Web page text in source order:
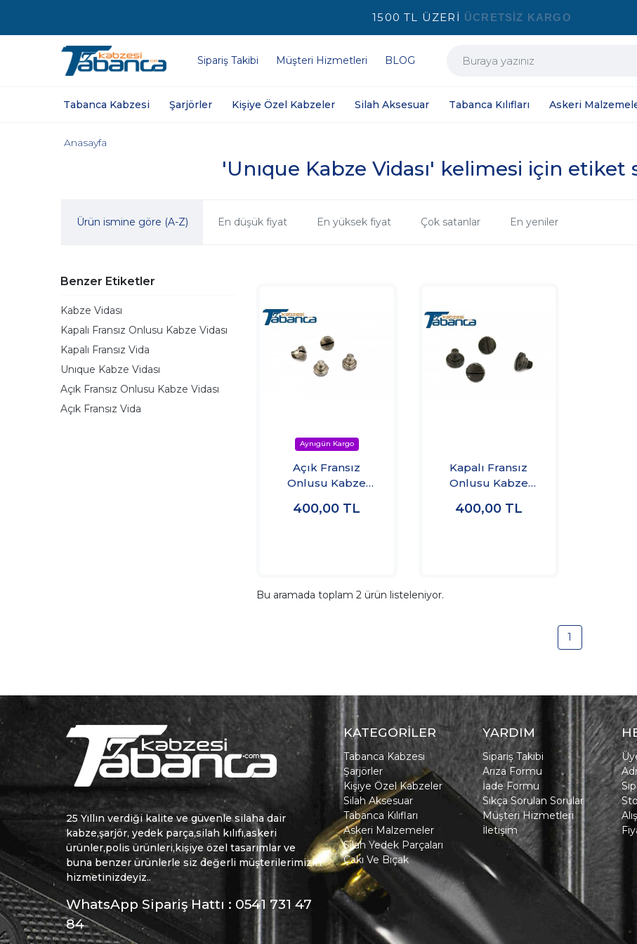
1500 TL ÜZERİ ÜCRETSİZ KARGO
Sipariş Takibi Müşteri Hizmetleri BLOG
Tabanca Kabzesi Şarjörler Kişiye Özel Kabzeler Silah Aksesuar Tabanca Kılıfları Askeri
'Unıque Kabze Vidası' kelimesi için etiket
Anasayfa
Ürün ismine göre (A-Z) En düşük fiyat En yüksek fiyat Çok satanlar En yeniler
Benzer Etiketler
Kabze Vidası
Kapalı Fransız Onlusu Kabze Vidası
Kapalı Fransız Vida
Unıque Kabze Vidası
Açık Fransız Onlusu Kabze Vidası
Açık Fransız Vida
Açık Fransız
Onlusu Kabze
400,00 TL
Kapalı Fransız
Onlusu Kabze
400,00 TL
Bu aramada toplam 2 ürün listeleniyor.
1
25 Yıllın verdiği kalite ve güvenle silaha dair
kabze,şarjör, yedek parça,silah kılıfı,askeri
ürünler,polis ürünleri,kişiye özel tasarımlar ve
buna benzer ürünlerle siz değerli müşterilerimizin
hizmetinizdeyiz..
WhatsApp Sipariş Hattı : 0541 731 47
84
KATEGORİLER
Tabanca Kabzesi
Şarjörler
Kişiye Özel Kabzeler
Silah Aksesuar
Tabanca Kılıfları
Askeri Malzemeler
Silah Yedek Parçaları
Çakı Ve Bıçak
YARDIM
Sipariş Takibi
Arıza Formu
İade Formu
Sıkça Sorulan Sorular
Müşteri Hizmetleri
İletişim